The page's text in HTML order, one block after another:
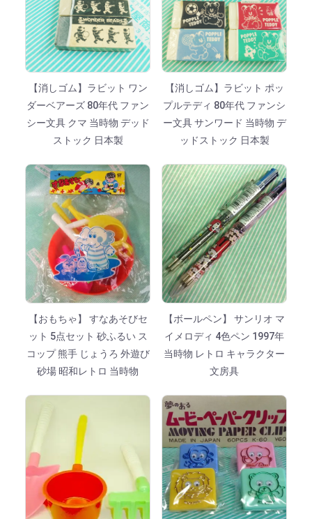
【消しゴム】ラビット ワン
ダーベアーズ 80年代 ファン
シー文具 クマ 当時物 デッド
ストック 日本製
【消しゴム】ラビット ポッ
プルテディ 80年代 ファンシ
ー文具 サンワード 当時物 デ
ッドストック 日本製
【おもちゃ】 すなあそびセ
ット 5点セット 砂ふるい ス
コップ 熊手 じょうろ 外遊び
砂場 昭和レトロ 当時物
【ボールペン】 サンリオ マ
イメロディ 4色ペン 1997年
当時物 レトロ キャラクター
文房具